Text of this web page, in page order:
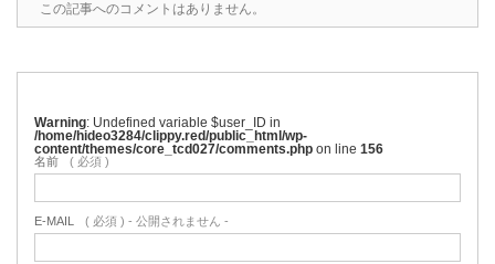
この記事へのコメントはありません。
Warning : Undefined variable $user_ID in
/home/hideo3284/clippy.red/public_html/wp-
content/themes/core_tcd027/comments.php on line 156
名前 ( 必須 )
E-MAIL ( 必須 ) - 公開されません -